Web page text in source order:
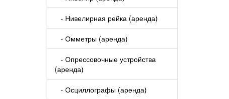
- Нивелирная рейка (аренда)
- Омметры (аренда)
- Опрессовочные устройства
(аренда)
- Осциллографы (аренда)